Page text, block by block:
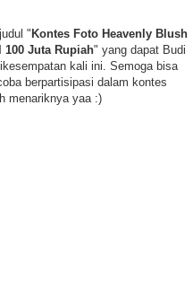
"Kontes Foto Heavenly Blush
100 Juta Rupiah" yang dapat Budi
kali ini. Semoga bisa
berpartisipasi dalam kontes
menariknya yaa :)